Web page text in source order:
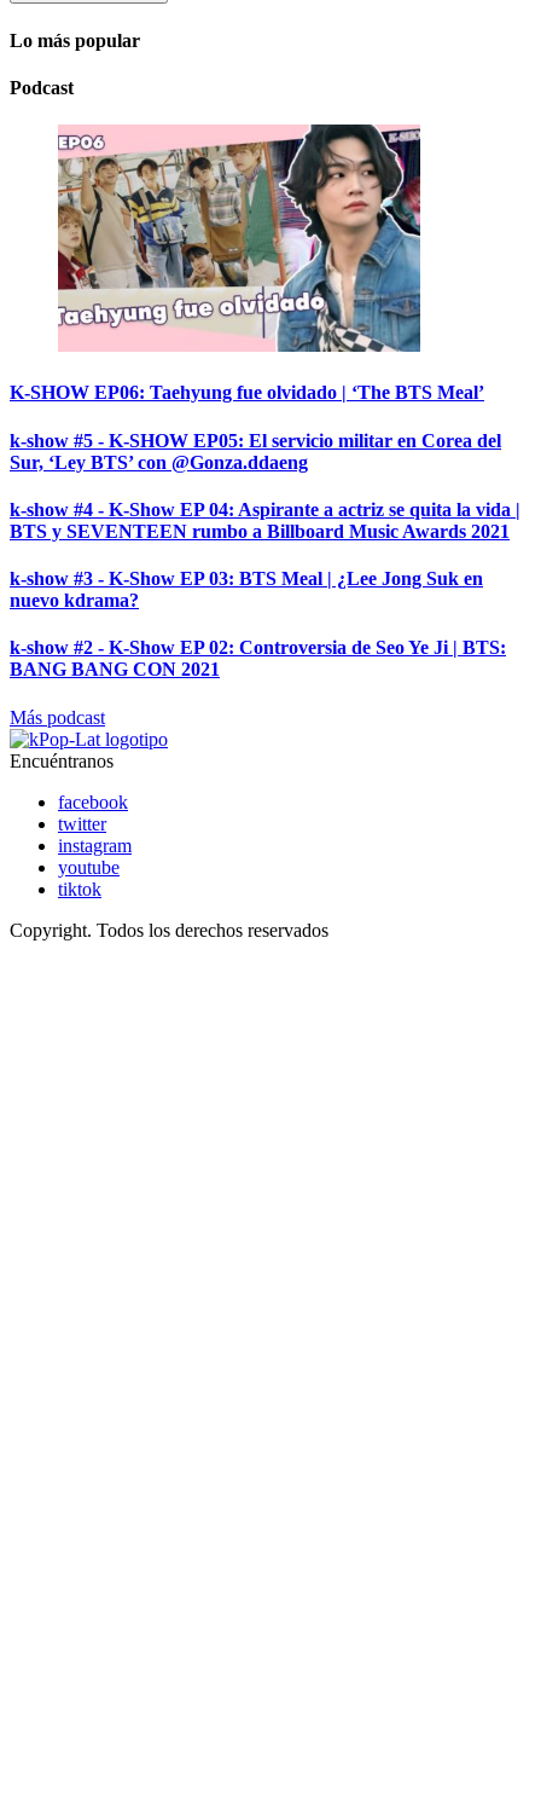
Lo más popular
Podcast
K-SHOW EP06: Taehyung fue olvidado | ‘The BTS Meal’
k-show #5 - K-SHOW EP05: El servicio militar en Corea del
Sur, ‘Ley BTS’ con @Gonza.ddaeng
k-show #4 - K-Show EP 04: Aspirante a actriz se quita la vida |
BTS y SEVENTEEN rumbo a Billboard Music Awards 2021
k-show #3 - K-Show EP 03: BTS Meal | ¿Lee Jong Suk en
nuevo kdrama?
k-show #2 - K-Show EP 02: Controversia de Seo Ye Ji | BTS:
BANG BANG CON 2021
Más podcast
Encuéntranos
facebook
twitter
instagram
youtube
tiktok
Copyright. Todos los derechos reservados